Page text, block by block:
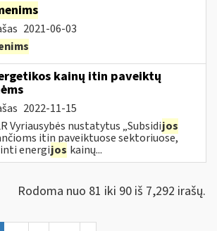
2021-06-03
kainų itin paveiktų
2022-11-15
Vyriausybės nustatytus „Subsidijos
itin paveiktuose sektoriuose,
energijos kainų...
Rodoma nuo 81 iki 90 iš 7,292 irašų.